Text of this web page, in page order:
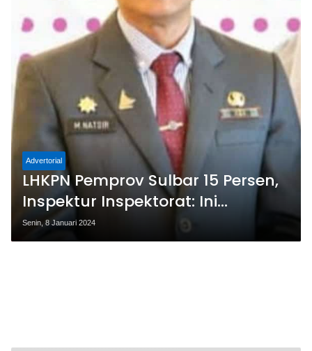
Advertorial
LHKPN Pemprov Sulbar 15 Persen,
Inspektur Inspektorat: Ini
Kewajiban
Senin, 8 Januari 2024